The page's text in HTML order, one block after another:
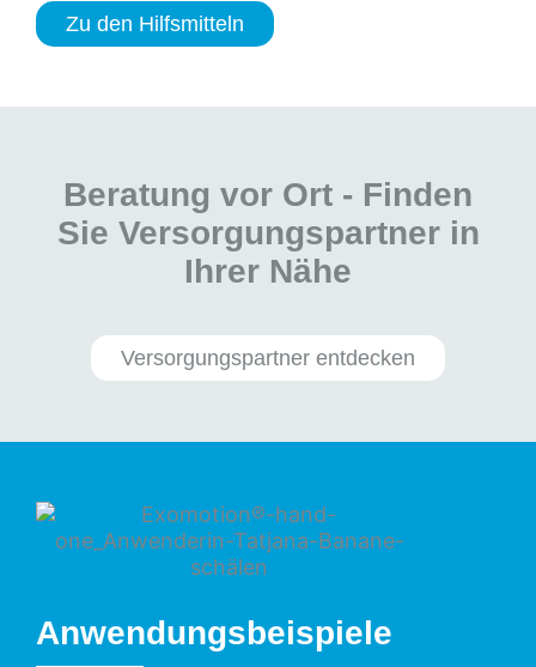
Zu den Hilfsmitteln
Beratung vor Ort - Finden
Sie Versorgungspartner in
Ihrer Nähe
Versorgungspartner entdecken
Anwendungsbeispiele